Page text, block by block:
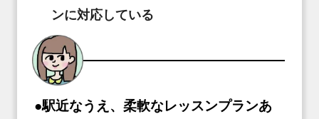
ンに対応している
●駅近なうえ、柔軟なレッスンプランあ